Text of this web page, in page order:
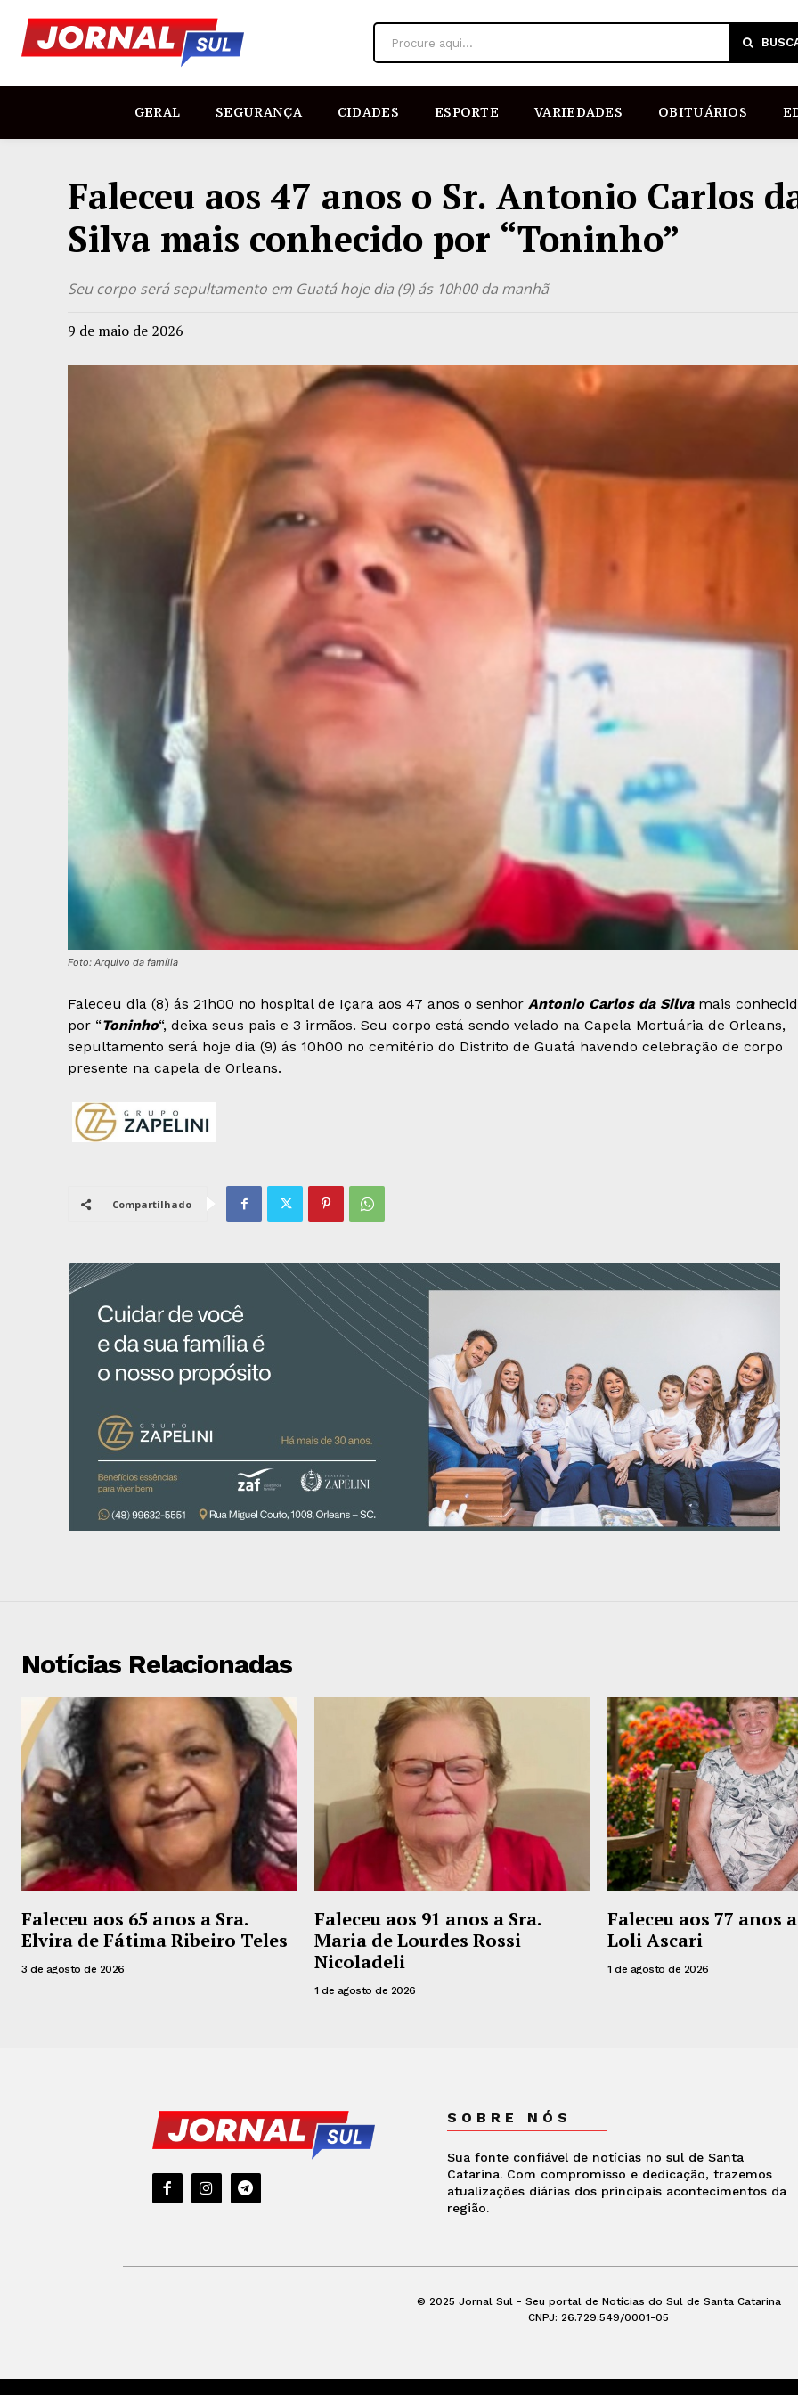
Procure aqui...
GERAL SEGURANÇA CIDADES ESPORTE VARIEDADES OBITUÁRIOS
Faleceu aos 47 anos o Sr. Antonio Carlos
Silva mais conhecido por “Toninho”
Seu corpo será sepultamento em Guatá hoje dia (9) ás 10h00 da manhã
9 de maio de 2026
Foto: Arquivo da família
Faleceu dia (8) ás 21h00 no hospital de Içara aos 47 anos o senhor Antonio Carlos da Silvamais
por “Toninho“, deixa seus pais e 3 irmãos. Seu corpo está sendo velado na Capela Mortuária de Orleans,
sepultamento será hoje dia (9) ás 10h00 no cemitério do Distrito de Guatá havendo celebração de corpo
presente na capela de Orleans.
Compartilhado
Notícias Relacionadas
Faleceu aos 65 anos a Sra.
Elvira de Fátima Ribeiro Teles
3 de agosto de 2026
Faleceu aos 91 anos a Sra.
Maria de Lourdes Rossi
Nicoladeli
1 de agosto de 2026
Faleceu aos 77 anos
Loli Ascari
1 de agosto de 2026
SOBRE NÓS
Sua fonte confiável de notícias no sul de Santa
Catarina. Com compromisso e dedicação, trazemos
atualizações diárias dos principais acontecimentos da
região.
© 2025 Jornal Sul - Seu portal de Notícias do Sul de Santa Catarina
CNPJ: 26.729.549/0001-05